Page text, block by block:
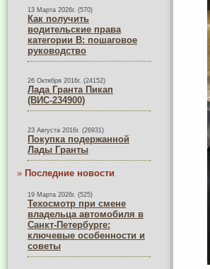
13 Марта 2026г. (570)
Как получить
водительские права
категории B: пошаговое
руководство
26 Октября 2016г. (24152)
Лада Гранта Пикап
(ВИС-234900)
23 Августа 2016г. (26931)
Покупка подержанной
Лады Гранты
» Последние новости
19 Марта 2026г. (525)
Техосмотр при смене
владельца автомобиля в
Санкт-Петербурге:
ключевые особенности и
советы